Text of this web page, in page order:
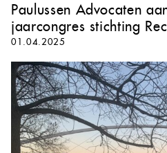
Paulussen Advocaten
jaarcongres stichting
01.04.2025